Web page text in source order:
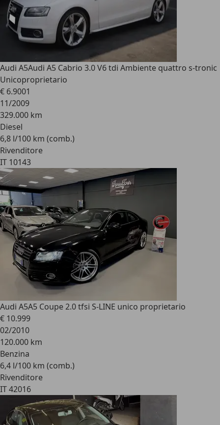
Audi A5Audi A5 Cabrio 3.0 V6 tdi Ambiente quattro s-tronic
Unicoproprietario
€ 6.9001
11/2009
329.000 km
Diesel
6,8 l/100 km (comb.)
Rivenditore
IT 10143
Audi A5A5 Coupe 2.0 tfsi S-LINE unico proprietario
€ 10.999
02/2010
120.000 km
Benzina
6,4 l/100 km (comb.)
Rivenditore
IT 42016